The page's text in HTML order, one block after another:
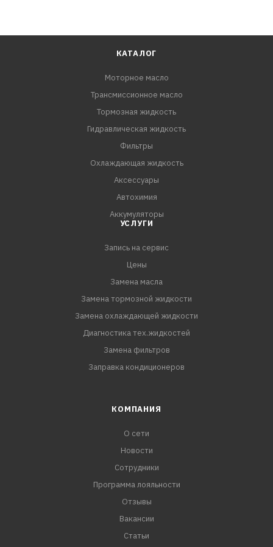
КАТАЛОГ
Моторное масло
Трансмиссионное масло
Тормозная жидкость
Гидравлическая жидкость
Фильтры
Охлаждающая жидкость
Аксессуары
Автохимия
Аккумуляторы
УСЛУГИ
Запись на сервис
Цены
Замена масла
Замена тормозной жидкости
Замена охлаждающей жидкости
Диагностика тех.жидкостей
Замена фильтров
Заправка кондиционеров
КОМПАНИЯ
О сети
Новости
Сотрудники
Программа лояльности
Отзывы
Вакансии
Статьи